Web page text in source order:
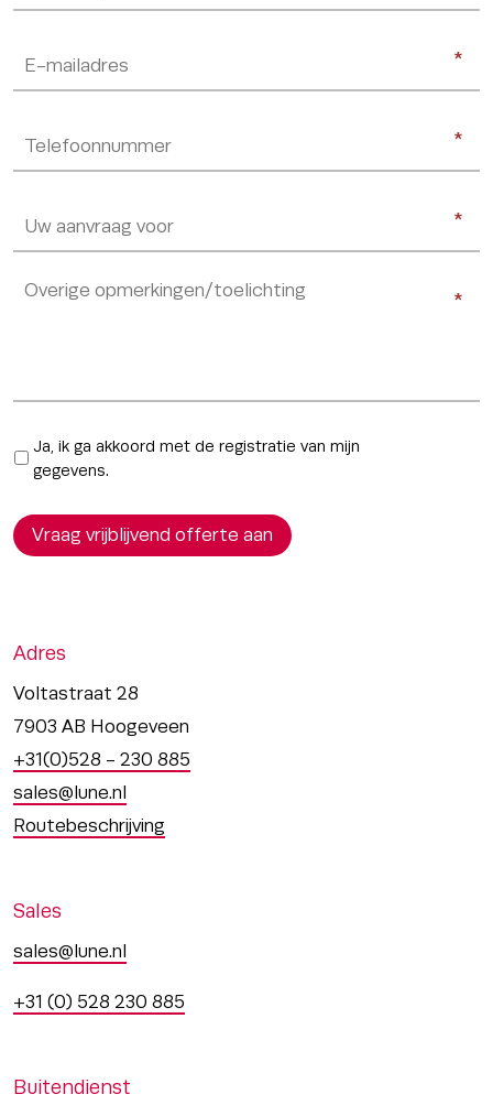
mailadres (Vereist) *
*
*
*
*
*
Uw
wens (Vereist)
*
*
Ja, ik ga akkoord met de registratie van mijn
gegevens.
Vraag vrijblijvend offerte aan
Adres
Voltastraat 28
7903 AB Hoogeveen
+31(0)528 - 230 885
sales@lune.nl
Routebeschrijving
Sales
sales@lune.nl
+31 (0) 528 230 885
Buitendienst